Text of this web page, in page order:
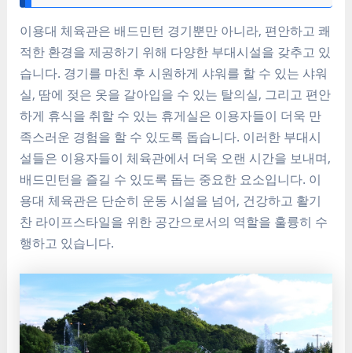
이용대 체육관은 배드민턴 경기뿐만 아니라, 편안하고 쾌
적한 환경을 제공하기 위해 다양한 부대시설을 갖추고 있
습니다. 경기를 마친 후 시원하게 샤워를 할 수 있는 샤워
실, 땀에 젖은 옷을 갈아입을 수 있는 탈의실, 그리고 편안
하게 휴식을 취할 수 있는 휴게실은 이용자들이 더욱 만
족스러운 경험을 할 수 있도록 돕습니다. 이러한 부대시
설들은 이용자들이 체육관에서 더욱 오랜 시간을 보내며,
배드민턴을 즐길 수 있도록 돕는 중요한 요소입니다. 이
용대 체육관은 단순히 운동 시설을 넘어, 건강하고 활기
찬 라이프스타일을 위한 공간으로서의 역할을 훌륭히 수
행하고 있습니다.